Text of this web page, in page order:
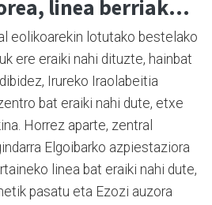
linea berriak…
eolikoarekin lotutako bestelako
ere eraiki nahi dituzte, hainbat
Irureko Iraolabeitia
bat eraiki nahi dute, etxe
Horrez aparte, zentral
Elgoibarko azpiestaziora
linea bat eraiki nahi dute,
pasatu eta Ezozi auzora